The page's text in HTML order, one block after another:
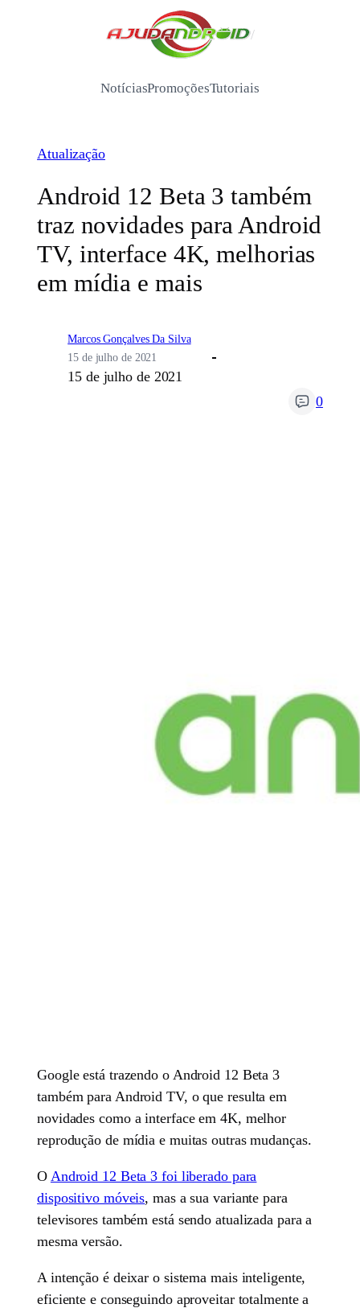
/
NotíciasPromoçõesTutoriais
Atualização
Android 12 Beta 3 também
traz novidades para Android
TV, interface 4K, melhorias
em mídia e mais
Marcos Gonçalves Da Silva
15 de julho de 2021
15 de julho de 2021
0
Google está trazendo o Android 12 Beta 3
também para Android TV, o que resulta em
novidades como a interface em 4K, melhor
reprodução de mídia e muitas outras mudanças.
O Android 12 Beta 3 foi liberado para
dispositivo móveis, mas a sua variante para
televisores também está sendo atualizada para a
mesma versão.
A intenção é deixar o sistema mais inteligente,
eficiente e conseguindo aproveitar totalmente a